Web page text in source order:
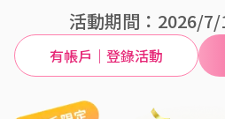
活動期間：2026/
有帳戶｜登錄活動